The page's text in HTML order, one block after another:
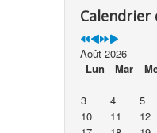
Calendrier
Août 2026
Lun
Mar
3
4 5
10
11 12